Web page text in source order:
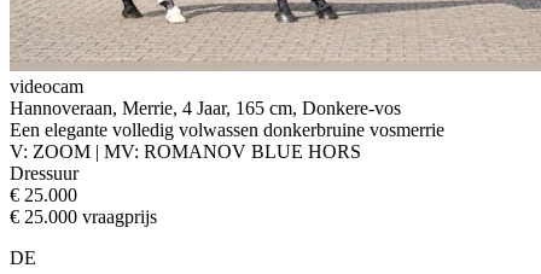
videocam
Hannoveraan, Merrie, 4 Jaar, 165 cm, Donkere-vos
Een elegante volledig volwassen donkerbruine vosmerrie
V: ZOOM | MV: ROMANOV BLUE HORS
Dressuur
€ 25.000
€ 25.000 vraagprijs
DE